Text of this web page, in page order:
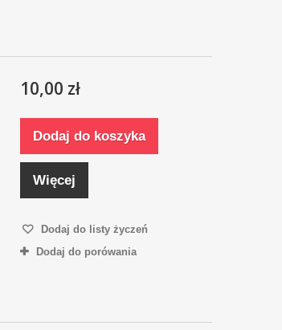
10,00 zł
Dodaj do koszyka
Więcej
Dodaj do listy życzeń
Dodaj do porówania